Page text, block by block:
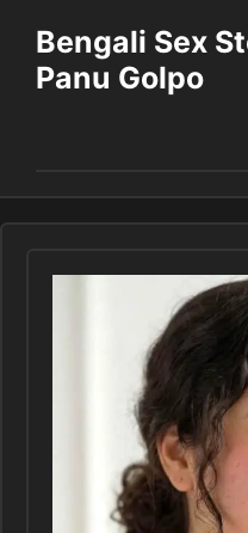
content
Bengali Sex
Panu Golpo